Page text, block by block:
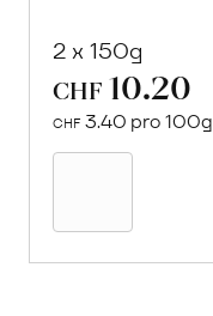
2 x 150g
CHF 10.20
CHF 3.40 pro 100g